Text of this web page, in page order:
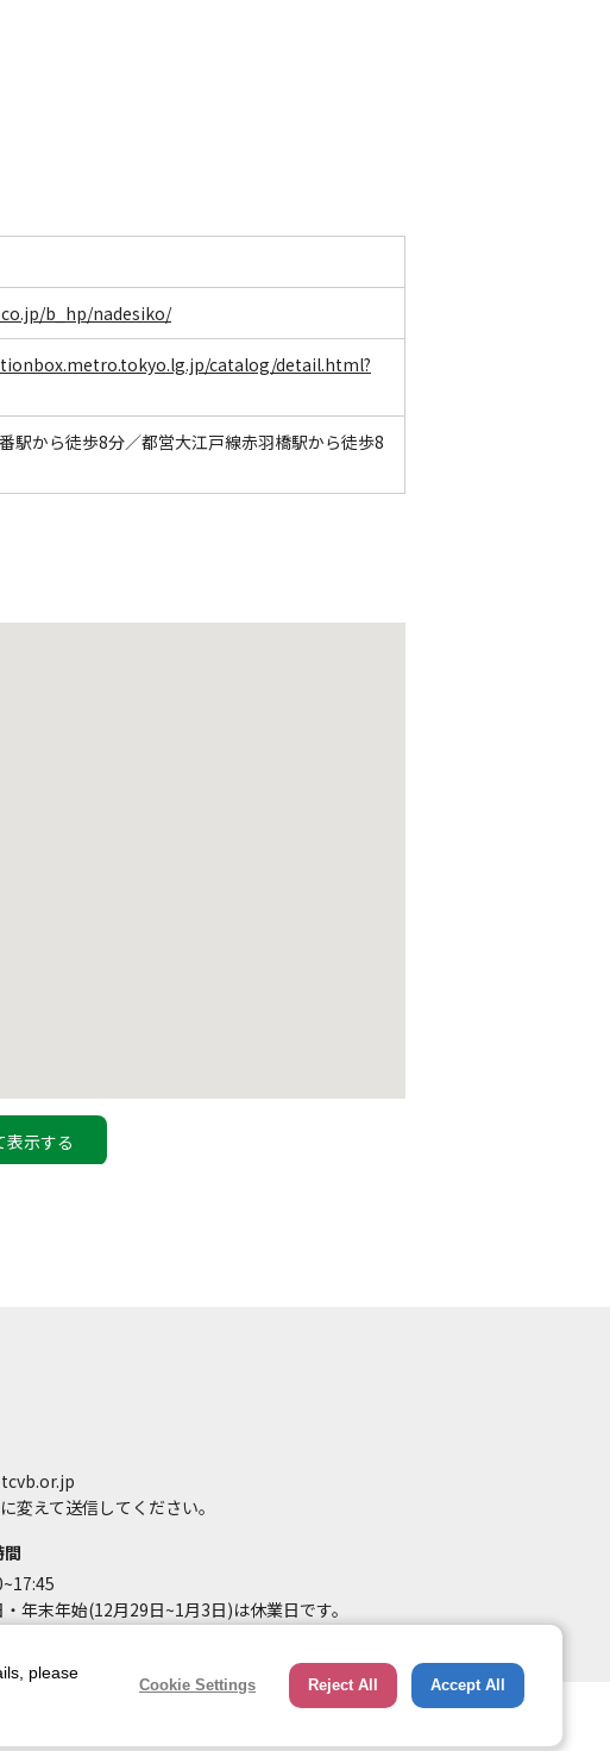
b_hp/nadesiko/
catalog/detail.html?
駅から徒歩8分／都営大江戸線赤羽橋駅から徒歩8
表示する
変えて送信してください。
年末年始(12月29日~1月3日)は休業日です。
please
Cookie Settings Reject All Accept All